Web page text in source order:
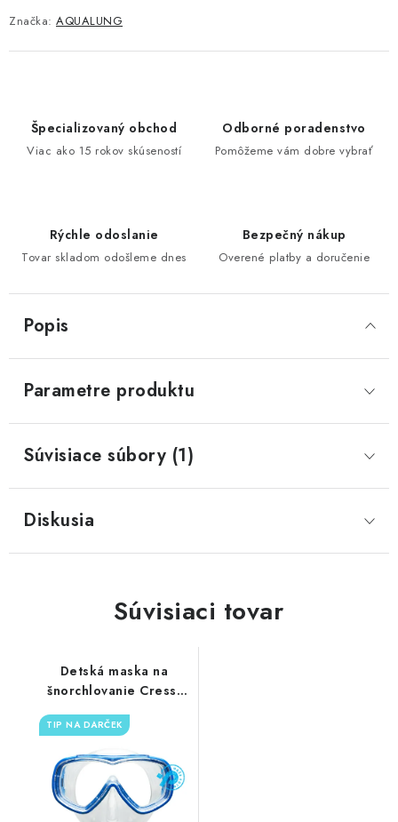
Značka: AQUALUNG
Špecializovaný obchod
Viac ako 15 rokov skúseností
Odborné poradenstvo
Pomôžeme vám dobre vybrať
Rýchle odoslanie
Tovar skladom odošleme dnes
Bezpečný nákup
Overené platby a doručenie
Popis
Parametre produktu
Súvisiace súbory (1)
Diskusia
Súvisiaci tovar
Detská maska na
šnorchlovanie Cressi
Piumetta
TIP NA DARČEK